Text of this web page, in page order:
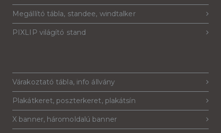
Megállító tábla, standee, windtalker
PIXLIP világító stand
Várakoztató tábla, info állvány
Plakátkeret, poszterkeret, plakátsín
X banner, háromoldalú banner